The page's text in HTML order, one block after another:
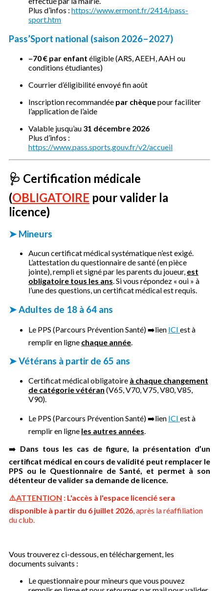
Plus d’infos : https://www.ermont.fr/2414/pass-
sport.htm
Pass’Sport national (saison 2026–2027)
–70 € par enfant éligible (ARS, AEEH, AAH ou
conditions étudiantes)
Courrier d’éligibilité envoyé fin août
Inscription recommandée par chèquepour faciliter
l’application de l’aide
Valable jusqu’au 31 décembre 2026
Plus d’infos :
https://www.pass.sports.gouv.fr/v2/accueil
🩺 Certification médicale
(OBLIGATOIRE pour valider la
licence)
➤ Mineurs
Aucun certificat médical systématique n’est exigé.
L’attestation du questionnaire de santé (en pièce
jointe), rempli et signé par les parents du joueur, est
obligatoire tous les ans. Si vous répondez « oui » à
l’une des questions, un certificat médical est requis.
➤ Adultes de 18 à 64 ans
Le PPS (Parcours Prévention Santé) ➡️lien ICI est à
remplir en ligne chaque année
➤ Vétérans à partir de 65 ans
Certificat médical obligatoire à chaque changement
de catégorie vétéran (V65, V70, V75, V80, V85,
V90).
Le PPS (Parcours Prévention Santé) ➡️lien ICI est à
remplir en ligne les autres années.
➡️ Dans tous les cas de figure, la présentation d’un
certificat médical en cours de validité peut remplacer le
PPS ou le Questionnaire de Santé, et permet à son
détenteur de valider sa demande de licence.
⚠️ATTENTION : L'accès à l'espace licencié sera
disponible à partir du 6 juillet 2026, après la réaffiliation
du club.
Vous trouverez ci-dessous, en téléchargement, les
documents suivants :
Le questionnaire pour mineurs que vous pouvez